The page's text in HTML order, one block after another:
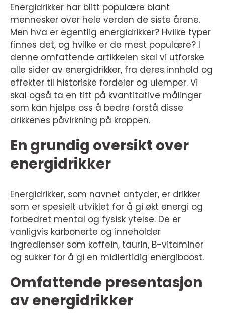
Energidrikker har blitt populære blant
mennesker over hele verden de siste årene.
Men hva er egentlig energidrikker? Hvilke typer
finnes det, og hvilke er de mest populære? I
denne omfattende artikkelen skal vi utforske
alle sider av energidrikker, fra deres innhold og
effekter til historiske fordeler og ulemper. Vi
skal også ta en titt på kvantitative målinger
som kan hjelpe oss å bedre forstå disse
drikkenes påvirkning på kroppen.
En grundig oversikt over
energidrikker
Energidrikker, som navnet antyder, er drikker
som er spesielt utviklet for å gi økt energi og
forbedret mental og fysisk ytelse. De er
vanligvis karbonerte og inneholder
ingredienser som koffein, taurin, B-vitaminer
og sukker for å gi en midlertidig energiboost.
Omfattende presentasjon
av energidrikker